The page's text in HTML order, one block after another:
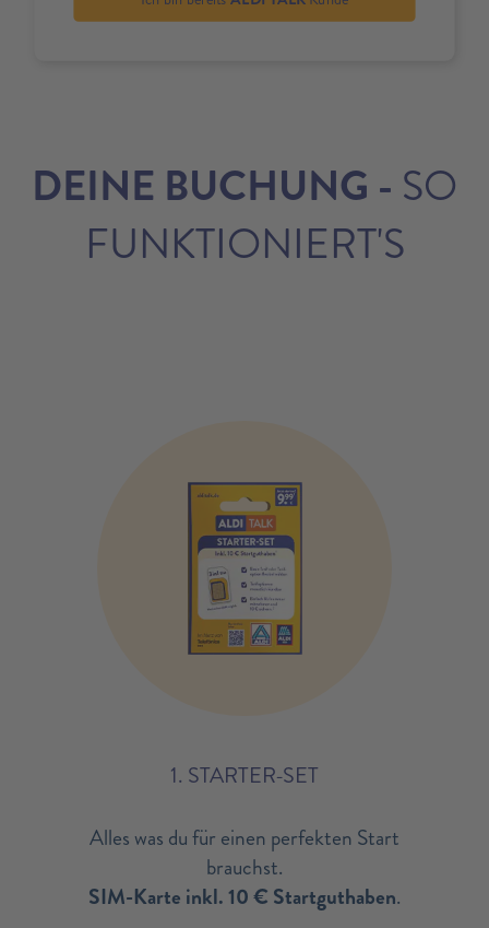
DEINE BUCHUNG - SO
FUNKTIONIERT'S
1. STARTER-SET
Alles was du für einen perfekten Start
brauchst.
SIM-Karte inkl. 10 € Startguthaben.